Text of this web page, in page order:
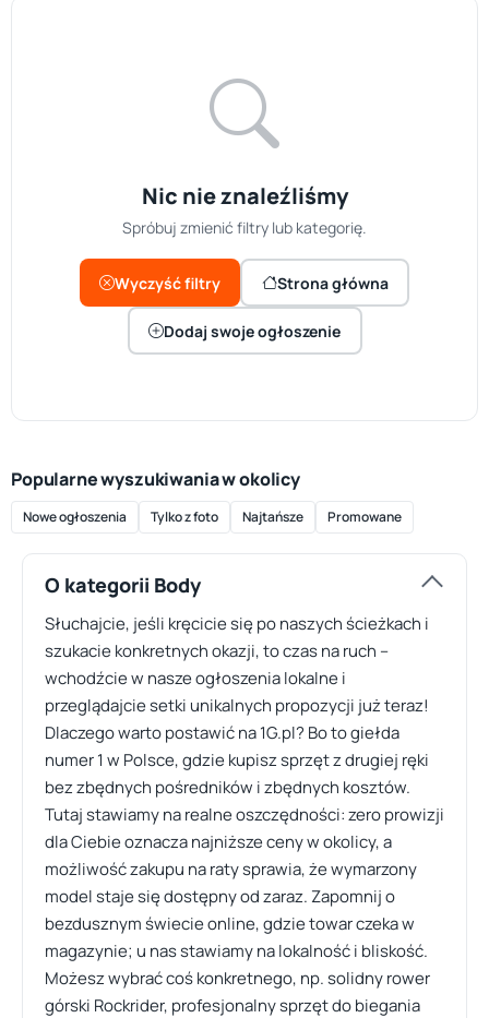
Nic nie znaleźliśmy
Spróbuj zmienić filtry lub kategorię.
Wyczyść filtry Strona główna
Dodaj swoje ogłoszenie
Popularne wyszukiwania w okolicy
Nowe ogłoszenia Tylko z foto Najtańsze Promowane
O kategorii Body
Słuchajcie, jeśli kręcicie się po naszych ścieżkach i
szukacie konkretnych okazji, to czas na ruch –
wchodźcie w nasze ogłoszenia lokalne i
przeglądajcie setki unikalnych propozycji już teraz!
Dlaczego warto postawić na 1G.pl? Bo to giełda
numer 1 w Polsce, gdzie kupisz sprzęt z drugiej ręki
bez zbędnych pośredników i zbędnych kosztów.
Tutaj stawiamy na realne oszczędności: zero prowizji
dla Ciebie oznacza najniższe ceny w okolicy, a
możliwość zakupu na raty sprawia, że wymarzony
model staje się dostępny od zaraz. Zapomnij o
bezdusznym świecie online, gdzie towar czeka w
magazynie; u nas stawiamy na lokalność i bliskość.
Możesz wybrać coś konkretnego, np. solidny rower
górski Rockrider, profesjonalny sprzęt do biegania